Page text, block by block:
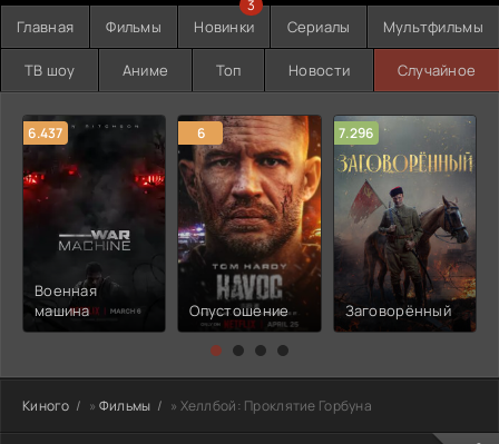
Главная Фильмы Новинки
3
Сериалы Мультфильмы
ТВ шоу Аниме Топ Новости Случайное
6.437
Военная
машина
6
Опустошение
7.296
Заговорённый
Киного » Фильмы » Хеллбой: Проклятие Горбуна